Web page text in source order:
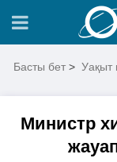
Басты бет > Уақыт
Министр